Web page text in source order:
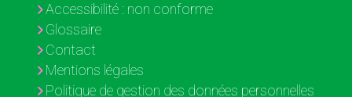
Accessibilité : non conforme
Glossaire
Contact
Mentions légales
Politique de gestion des données personnelles